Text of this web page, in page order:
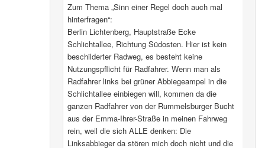
Zum Thema „Sinn einer Regel doch auch mal
hinterfragen“:
Berlin Lichtenberg, Hauptstraße Ecke
Schlichtallee, Richtung Südosten. Hier ist kein
beschilderter Radweg, es besteht keine
Nutzungspflicht für Radfahrer. Wenn man als
Radfahrer links bei grüner Abbiegeampel in die
Schlichtallee einbiegen will, kommen da die
ganzen Radfahrer von der Rummelsburger Bucht
aus der Emma-Ihrer-Straße in meinen Fahrweg
rein, weil die sich ALLE denken: Die
Linksabbieger da stören mich doch nicht und die